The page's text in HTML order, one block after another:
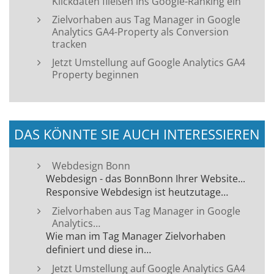
Zielvorhaben aus Tag Manager in Google
Analytics GA4-Property als Conversion
tracken
Jetzt Umstellung auf Google Analytics GA4
Property beginnen
DAS KÖNNTE SIE AUCH INTERESSIEREN
Webdesign Bonn
Webdesign - das BonnBonn Ihrer Website...
Responsive Webdesign ist heutzutage…
Zielvorhaben aus Tag Manager in Google
Analytics…
Wie man im Tag Manager Zielvorhaben
definiert und diese in…
Jetzt Umstellung auf Google Analytics GA4